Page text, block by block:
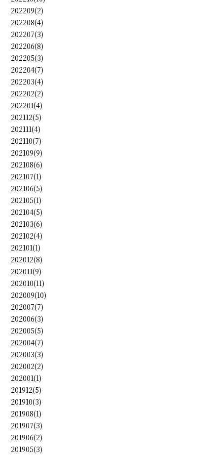
202209(2)
202208(4)
202207(3)
202206(8)
202205(3)
202204(7)
202203(4)
202202(2)
202201(4)
202112(5)
202111(4)
202110(7)
202109(9)
202108(6)
202107(1)
202106(5)
202105(1)
202104(5)
202103(6)
202102(4)
202101(1)
202012(8)
202011(9)
202010(11)
202009(10)
202007(7)
202006(3)
202005(5)
202004(7)
202003(3)
202002(2)
202001(1)
201912(5)
201910(3)
201908(1)
201907(3)
201906(2)
201905(3)